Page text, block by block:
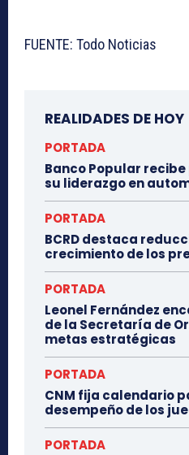
FUENTE: Todo Noticias
REALIDADES DE HOY
PORTADA
Banco Popular
su liderazgo en
PORTADA
BCRD destaca
crecimiento de los
PORTADA
Leonel Fernández
de la Secretaría de
metas estratégicas
PORTADA
CNM fija calendario
desempeño de los
PORTADA